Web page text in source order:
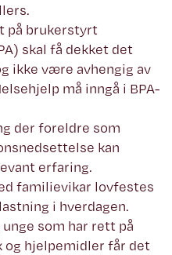
på brukerstyrt
skal få dekket det
ikke være avhengig av
må inngå i BPA-
der foreldre som
kan
erfaring.
familievikar lovfestes
i hverdagen.
som har rett på
og hjelpemidler får det